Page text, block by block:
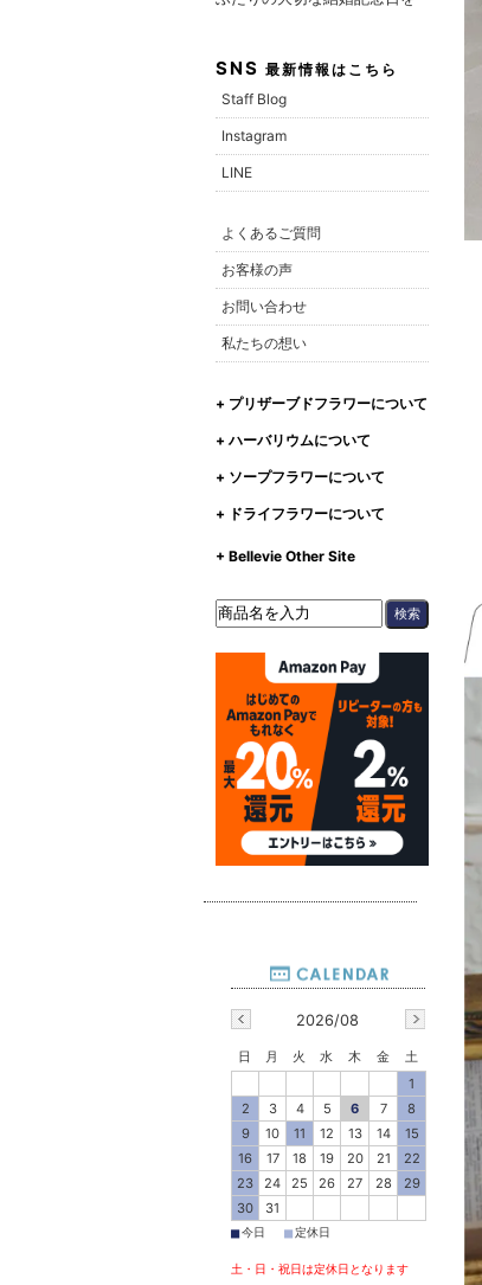
SNS 最新情報はこちら
Staff Blog
Instagram
LINE
よくあるご質問
お客様の声
お問い合わせ
私たちの想い
+ プリザーブドフラワーについて
+ ハーバリウムについて
+ ソープフラワーについて
+ ドライフラワーについて
+ Bellevie Other Site
2026/08
日 月 火 水 木 金
土
1
2
3 4 5 6 7
8
9
10 11 12 13 14
15
16
17 18 19 20 21
22
23
24 25 26 27 28
29
30
31
■今日 ■定休日
土・日・祝日は定休日となります